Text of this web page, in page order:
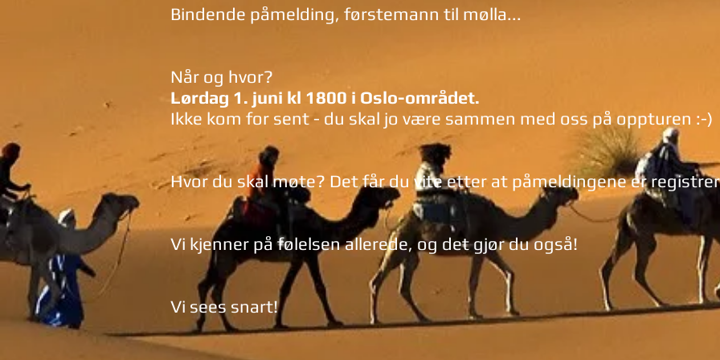
Bindende påmelding, førstemann til mølla...
Når og hvor?
Lørdag 1. juni kl 1800 i Oslo-området.
Ikke kom for sent - du skal jo være sammen med oss på oppturen :-)
Hvor du skal møte? Det får du vite etter at påmeldingene er
Vi kjenner på følelsen allerede, og det gjør du også!
Vi sees snart!